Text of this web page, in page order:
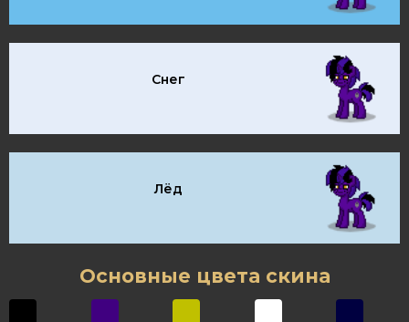
Снег
Лёд
Основные цвета скина